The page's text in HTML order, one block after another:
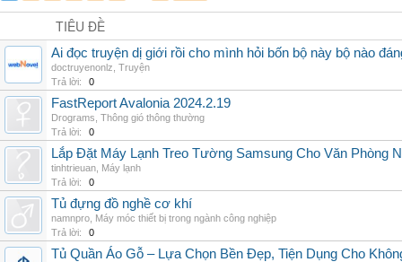
TIÊU ĐỀ
Ai đọc truyện dị giới rồi cho mình hỏi bốn bộ này bộ nào
doctruyenonlz Truyện
Trả lời:
0
FastReport Avalonia 2024.2.19
Drograms Thông gió thông thường
Trả lời:
0
Lắp Đặt Máy Lạnh Treo Tường Samsung Cho Văn Phòng
tinhtrieuan Máy lạnh
Trả lời:
0
Tủ đựng đồ nghề cơ khí
namnpro Máy móc thiết bị trong ngành công nghiệp
Trả lời:
0
Tủ Quần Áo Gỗ – Lựa Chọn Bền Đẹp, Tiện Dụng Cho